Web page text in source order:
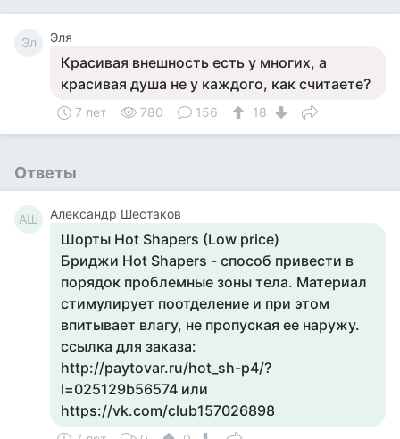
Эл Эля
Красивая внешность есть у многих, а
красивая душа не у каждого, как считаете?
7 лет 780 156 18
Ответы
АШ Александр Шестаков
Шорты Hot Shapers (Low price)
Бриджи Hot Shapers - способ привести в
порядок проблемные зоны тела. Материал
стимулирует поотделение и при этом
впитывает влагу, не пропуская ее наружу.
ссылка для заказа:
http://paytovar.ru/hot_sh-p4/?
l=025129b56574 или
https://vk.com/club157026898